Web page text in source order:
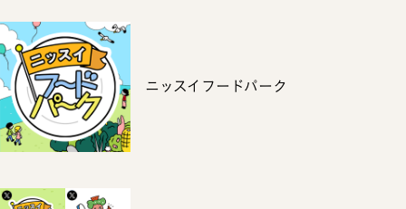
ニッスイフードパーク